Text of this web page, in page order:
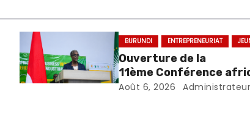
BURUNDI ENTREPRENEURIAT
Ouverture de la
11ème Conférence
l’incubation et
Août 6, 2026 Administrateur